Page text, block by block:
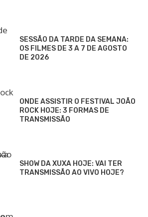
SESSÃO DA TARDE DA SEMANA:
OS FILMES DE 3 A 7 DE AGOSTO
DE 2026
ONDE ASSISTIR O FESTIVAL JOÃO
ROCK HOJE: 3 FORMAS DE
TRANSMISSÃO
SHOW DA XUXA HOJE: VAI TER
TRANSMISSÃO AO VIVO HOJE?